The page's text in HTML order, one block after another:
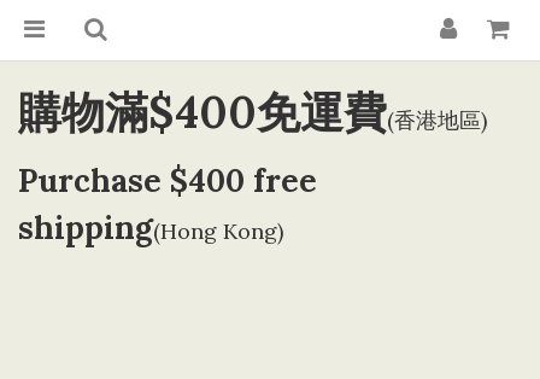
購物滿$400免運費(香港地區)
Purchase $400 free
shipping(Hong Kong)